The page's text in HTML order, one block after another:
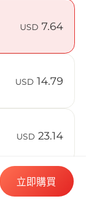
的
USD 7.64
USD 14.79
USD 23.14
33.86
立即購買